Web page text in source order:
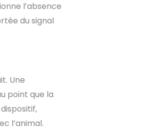
l’absence
du signal
Une
point que la
l’animal.